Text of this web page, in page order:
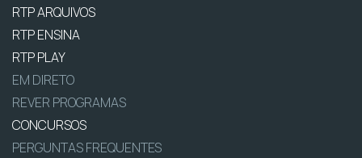
RTP ARQUIVOS
RTP ENSINA
RTP PLAY
EM DIRETO
REVER PROGRAMAS
CONCURSOS
PERGUNTAS FREQUENTES